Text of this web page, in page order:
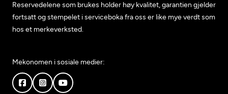
Reservedelene som brukes holder høy kvalitet, garantien gjelder
fortsatt og stempelet i serviceboka fra oss er like mye verdt som
hos et merkeverksted.
Mekonomen i sosiale medier: